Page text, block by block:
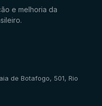
e melhoria da
de Botafogo, 501, Rio